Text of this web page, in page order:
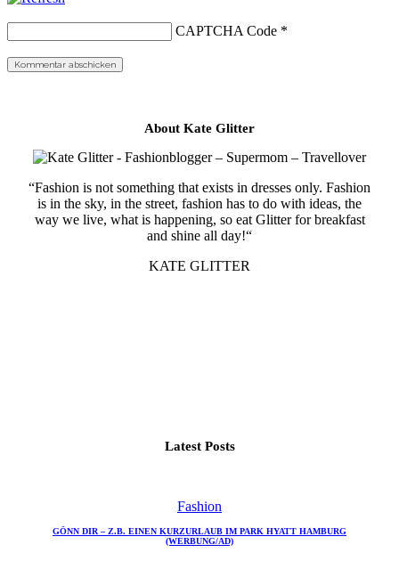
CAPTCHA Code *
About Kate Glitter
“Fashion is not something that exists in dresses only. Fashion
is in the sky, in the street, fashion has to do with ideas, the
way we live, what is happening, so eat Glitter for breakfast
and shine all day!“
KATE GLITTER
Latest Posts
Fashion
GÖNN DIR – Z.B. EINEN KURZURLAUB IM PARK HYATT HAMBURG
(WERBUNG/AD)